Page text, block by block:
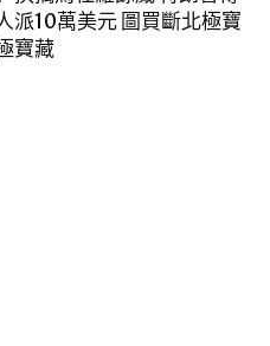
派10萬美元 圖買斷北極寶
寶藏